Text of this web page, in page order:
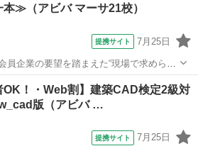
本≫（アビバ マーサ21校）
提携サイト 7月25日
企業の要望を踏まえた“現場で求められ
強く想定したスキルが身につく「日商PC
向けた学習を行います。
OK！・Web割】建築CAD検定2級対
版（アビバ …
提携サイト 7月25日